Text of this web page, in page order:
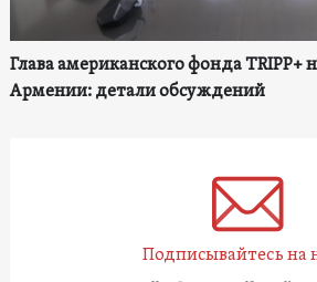
Глава американского фонда TRIPP+
Армении: детали обсуждений
Подписывайтесь на